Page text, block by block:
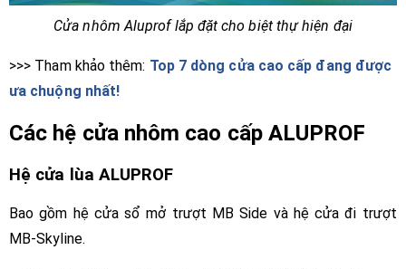
Cửa nhôm Aluprof lắp đặt cho biệt thự hiện đại
>>> Tham khảo thêm: Top 7 dòng cửa cao cấp đang được
ưa chuộng nhất!
Các hệ cửa nhôm cao cấp ALUPROF
Hệ cửa lùa ALUPROF
Bao gồm hệ cửa sổ mở trượt MB Side và hệ cửa đi trượt
MB-Skyline.